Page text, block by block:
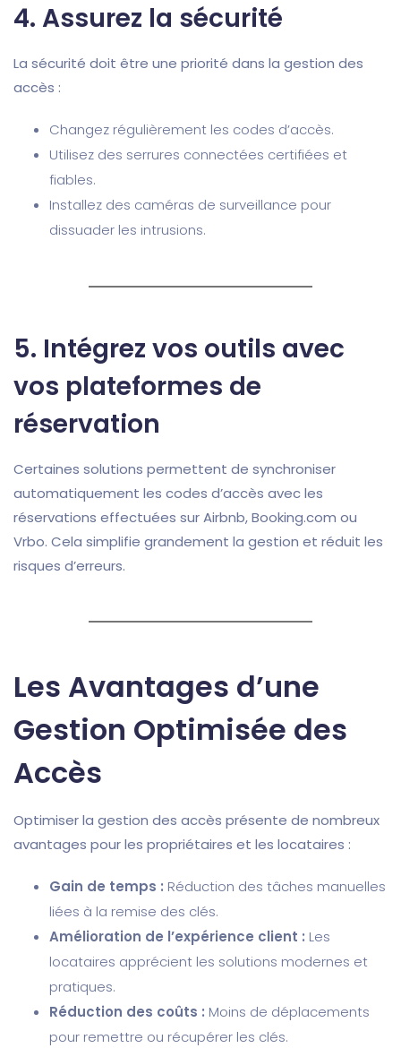
4. Assurez la sécurité
La sécurité doit être une priorité dans la gestion des
accès :
Changez régulièrement les codes d’accès.
Utilisez des serrures connectées certifiées et
fiables.
Installez des caméras de surveillance pour
dissuader les intrusions.
5. Intégrez vos outils avec
vos plateformes de
réservation
Certaines solutions permettent de synchroniser
automatiquement les codes d’accès avec les
réservations effectuées sur Airbnb, Booking.com ou
Vrbo. Cela simplifie grandement la gestion et réduit les
risques d’erreurs.
Les Avantages d’une
Gestion Optimisée des
Accès
Optimiser la gestion des accès présente de nombreux
avantages pour les propriétaires et les locataires :
Gain de temps : Réduction des tâches manuelles
liées à la remise des clés.
Amélioration de l’expérience client : Les
locataires apprécient les solutions modernes et
pratiques.
Réduction des coûts : Moins de déplacements
pour remettre ou récupérer les clés.